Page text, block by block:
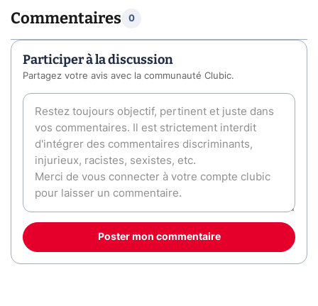
Commentaires 0
Participer à la discussion
Partagez votre avis avec la communauté Clubic.
Poster mon commentaire